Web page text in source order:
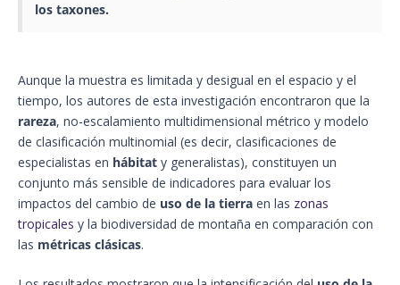
los taxones.
Aunque la muestra es limitada y desigual en el espacio y el
tiempo, los autores de esta investigación encontraron que la
rareza, no-escalamiento multidimensional métrico y modelo
de clasificación multinomial (es decir, clasificaciones de
especialistas en hábitat y generalistas), constituyen un
conjunto más sensible de indicadores para evaluar los
impactos del cambio de uso de la tierra en las zonas
tropicales y la biodiversidad de montaña en comparación con
las métricas clásicas.